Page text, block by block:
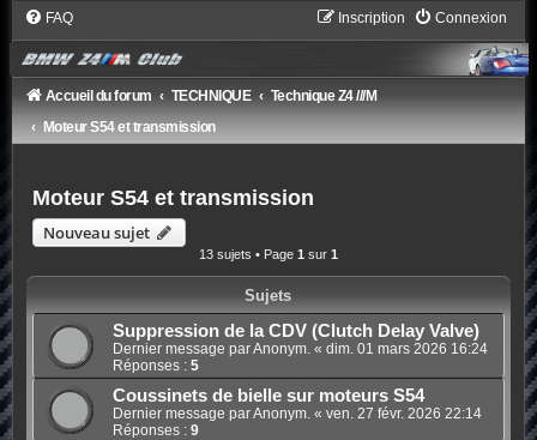
FAQ Connexion
Inscription
Accueil du forum TECHNIQUE
Technique Z4 ///M
Moteur S54 et transmission
Moteur S54 et transmission
Nouveau sujet
13 sujets • Page 1 sur 1
Sujets
Suppression de la CDV (Clutch Delay Valve)
Dernier message par Anonym. « dim. 01 mars 2026 16:24
Réponses : 5
Coussinets de bielle sur moteurs S54
Dernier message par Anonym. « ven. 27 févr. 2026 22:14
Réponses : 9